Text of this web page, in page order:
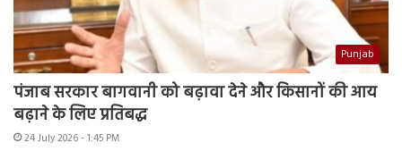
Punjab
पंजाब सरकार बागवानी को बढ़ावा देने और किसानों की आय
बढ़ाने के लिए प्रतिबद्ध
24 July 2026 - 1:45 PM